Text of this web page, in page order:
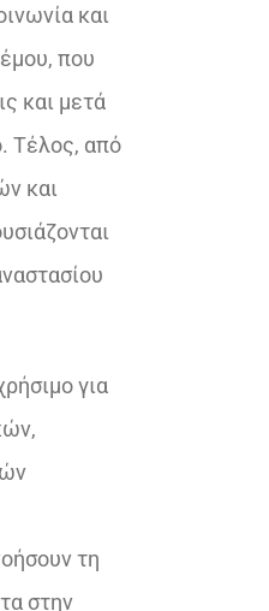
και
που
και μετά
Τέλος, από
και
για
τη
στην